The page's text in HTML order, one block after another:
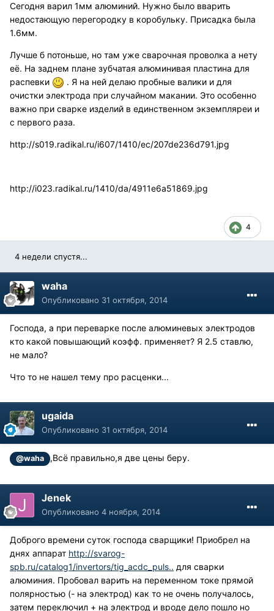
Сегодня варил 1мм алюминий. Нужно было вварить
недостающую перегородку в коробульку. Присадка была
1.6мм.
Лучше б потоньше, но там уже сварочная проволка а нету
её. На заднем плане зубчатая алюминивая пластина для
распевки
. Я на ней делаю пробные валики и для
очистки электрода при случайном макании. Это особенно
важно при сварке изделий в единственном экземпляреи и
с первого раза.
http://s019.radikal.ru/i607/1410/ec/207de236d791.jpg
http://i023.radikal.ru/1410/da/4911e6a51869.jpg
4
4 недели спустя...
waha
Опубликовано 31 октября, 2014
Господа, а при переварке после алюминевых электродов
кто какой повышающий коэфф. применяет? Я 2.5 ставлю,
не мало?
Что то не нашел тему про расценки...
ugaida
Опубликовано 31 октября, 2014
@waha ,Всё правильно,я две цены беру.
Jenek
Опубликовано 4 ноября, 2014
Доброго времени суток господа сварщики! Приобрел на
днях аппарат http://svarog-
spb.ru/catalog1/invertors/tig_acdc_puls.. для сварки
алюминия. Пробовал варить на переменном токе прямой
полярностью (- на электрод) как то не очень получалось,
затем переключил + на электрод и вроде дело пошло но